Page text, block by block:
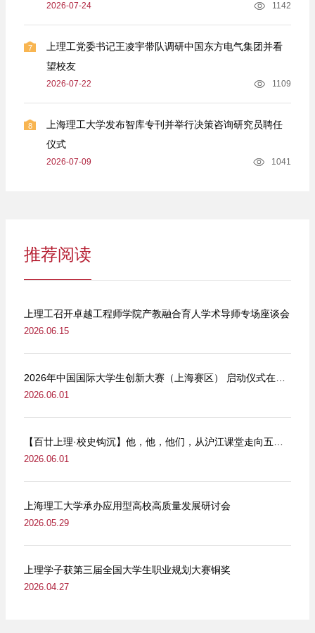
2026-07-24 1142
7
上理工党委书记王凌宇带队调研中国东方电气集团并看
望校友
2026-07-22 1109
8
上海理工大学发布智库专刊并举行决策咨询研究员聘任
仪式
2026-07-09 1041
推荐阅读
上理工召开卓越工程师学院产教融合育人学术导师专场座谈会
2026.06.15
2026.06.01
2026.06.01
上海理工大学承办应用型高校高质量发展研讨会
2026.05.29
上理学子获第三届全国大学生职业规划大赛铜奖
2026.04.27